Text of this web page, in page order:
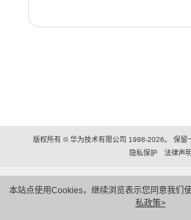
本站点使用Cookies，继续浏览表示您同意我们
私政策>
版权所有 © 华为技术有限公司 1998-2026。 保留
隐私保护
法律声明